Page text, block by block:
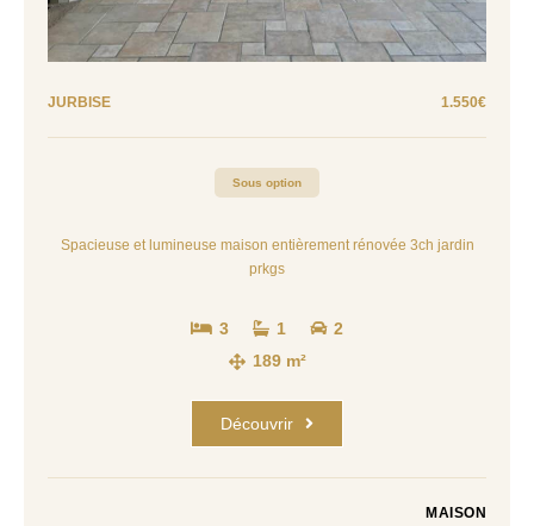
JURBISE 1.550€
Sous option
Spacieuse et lumineuse maison entièrement rénovée 3ch jardin
prkgs
3 1
2
189 m²
Découvrir
MAISON